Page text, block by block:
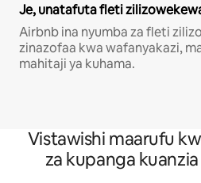
Je, unatafuta fleti
Airbnb ina nyumba za fleti
zinazofaa kwa wafanyakazi,
mahitaji ya kuhama.
Vistawishi maarufu
za kupanga